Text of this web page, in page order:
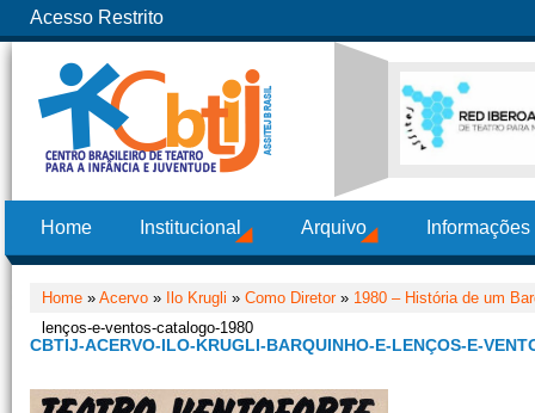
Acesso Restrito
Home Institucional Arquivo
Home » Acervo » Ilo Krugli » Como Diretor» 1980 – História de um
lenços-e-ventos-catalogo-1980
CBTIJ-ACERVO-ILO-KRUGLI-BARQUINHO-E-LENÇOS-E-